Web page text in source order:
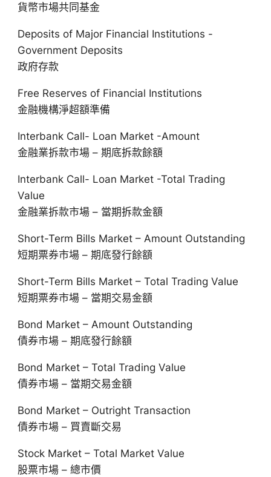
貨幣市場共同基金
Deposits of Major Financial Institutions -
Government Deposits
政府存款
Free Reserves of Financial Institutions
金融機構淨超額準備
Interbank Call- Loan Market -Amount
金融業拆款市場 – 期底拆款餘額
Interbank Call- Loan Market -Total Trading
Value
金融業拆款市場 – 當期拆款金額
Short-Term Bills Market – Amount Outstanding
短期票券市場 – 期底發行餘額
Short-Term Bills Market – Total Trading Value
短期票券市場 – 當期交易金額
Bond Market – Amount Outstanding
債券市場 – 期底發行餘額
Bond Market – Total Trading Value
債券市場 – 當期交易金額
Bond Market – Outright Transaction
債券市場 – 買賣斷交易
Stock Market – Total Market Value
股票市場 – 總市價